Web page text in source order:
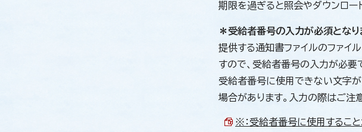
期限を過ぎると照会やダウンロー
＊受給者番号の入力が必須となり
提供する通知書ファイルのファ
すので、受給者番号の入力が必要で
受給者番号に使用できない文字
場合があります。入力の際はご注
※：受給者番号に使用するこ